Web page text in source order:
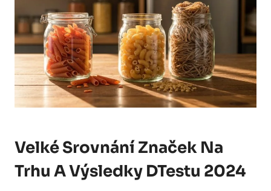
Velké Srovnání Značek Na
Trhu A Výsledky DTestu 2024